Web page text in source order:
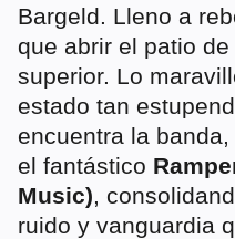
Bargeld. Lleno a
que abrir el patio
superior. Lo
estado tan
encuentra la
el fantástico
Music),
ruido y vanguardia